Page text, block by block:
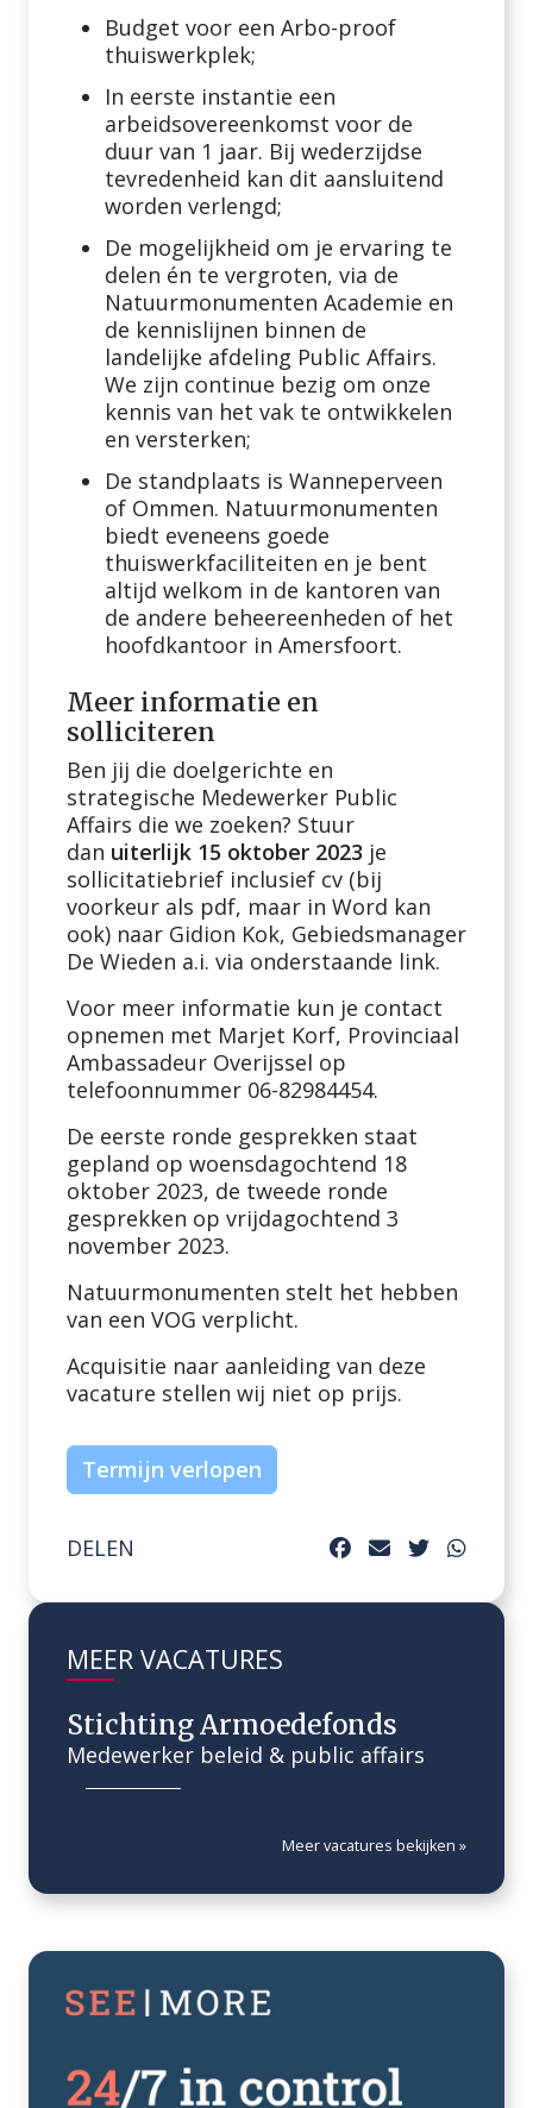
Budget voor een Arbo-proof
thuiswerkplek;
In eerste instantie een
arbeidsovereenkomst voor de
duur van 1 jaar. Bij wederzijdse
tevredenheid kan dit aansluitend
worden verlengd;
De mogelijkheid om je ervaring te
delen én te vergroten, via de
Natuurmonumenten Academie en
de kennislijnen binnen de
landelijke afdeling Public Affairs.
We zijn continue bezig om onze
kennis van het vak te ontwikkelen
en versterken;
De standplaats is Wanneperveen
of Ommen. Natuurmonumenten
biedt eveneens goede
thuiswerkfaciliteiten en je bent
altijd welkom in de kantoren van
de andere beheereenheden of het
hoofdkantoor in Amersfoort.
Meer informatie en
solliciteren
Ben jij die doelgerichte en
strategische Medewerker Public
Affairs die we zoeken? Stuur
dan uiterlijk 15 oktober 2023 je
sollicitatiebrief inclusief cv (bij
voorkeur als pdf, maar in Word kan
ook) naar Gidion Kok, Gebiedsmanager
De Wieden a.i. via onderstaande link.
Voor meer informatie kun je contact
opnemen met Marjet Korf, Provinciaal
Ambassadeur Overijssel op
telefoonnummer 06-82984454.
De eerste ronde gesprekken staat
gepland op woensdagochtend 18
oktober 2023, de tweede ronde
gesprekken op vrijdagochtend 3
november 2023.
Natuurmonumenten stelt het hebben
van een VOG verplicht.
Acquisitie naar aanleiding van deze
vacature stellen wij niet op prijs.
Termijn verlopen
DELEN
MEER VACATURES
Stichting Armoedefonds
Medewerker beleid & public affairs
Meer vacatures bekijken »